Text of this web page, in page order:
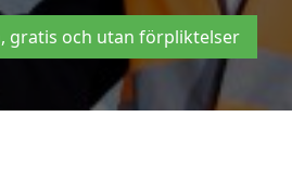
gratis och utan förpliktelser